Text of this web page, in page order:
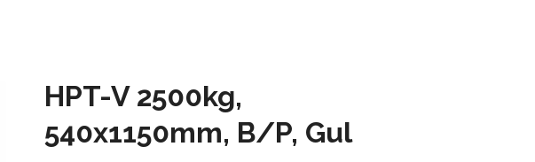
HPT-V 2500kg,
540x1150mm, B/P, Gul